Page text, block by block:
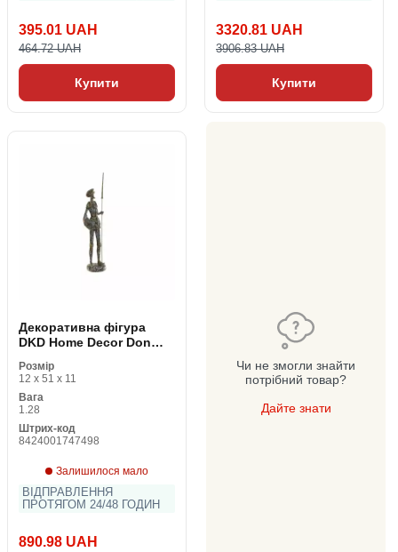
395.01 UAH
464.72 UAH
Купити
3320.81 UAH
3906.83 UAH
Купити
Декоративна фігура
DKD Home Decor Don
Бежевий Смола 12 x 11
Розмір
12 x 51 x 11
Вага
1.28
Штрих-код
8424001747498
Залишилося мало
ВІДПРАВЛЕННЯ
ПРОТЯГОМ 24/48 ГОДИН
890.98 UAH
Чи не змогли знайти
потрібний товар?
Дайте знати